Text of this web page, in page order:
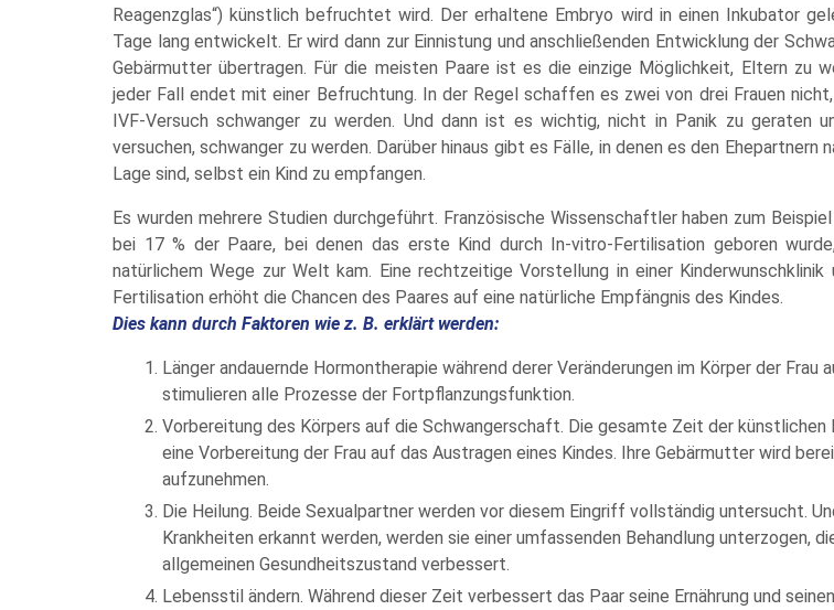
Reagenzglas“) künstlich befruchtet wird. Der erhaltene Embryo wird in einen Inkubator
Tage lang entwickelt. Er wird dann zur Einnistung und anschließenden Entwicklung der
Gebärmutter übertragen. Für die meisten Paare ist es die einzige Möglichkeit, Eltern zu
jeder Fall endet mit einer Befruchtung. In der Regel schaffen es zwei von drei Frauen
IVF-Versuch schwanger zu werden. Und dann ist es wichtig, nicht in Panik zu geraten
versuchen, schwanger zu werden. Darüber hinaus gibt es Fälle, in denen es den Ehepartnern
Lage sind, selbst ein Kind zu empfangen.
Es wurden mehrere Studien durchgeführt. Französische Wissenschaftler haben zum
bei 17 % der Paare, bei denen das erste Kind durch In-vitro-Fertilisation geboren
natürlichem Wege zur Welt kam. Eine rechtzeitige Vorstellung in einer Kinderwunschklinik
Fertilisation erhöht die Chancen des Paares auf eine natürliche Empfängnis des Kindes.
Dies kann durch Faktoren wie z. B. erklärt werden:
Länger andauernde Hormontherapie während derer Veränderungen im Körper der Frau
stimulieren alle Prozesse der Fortpflanzungsfunktion.
Vorbereitung des Körpers auf die Schwangerschaft. Die gesamte Zeit der
eine Vorbereitung der Frau auf das Austragen eines Kindes. Ihre Gebärmutter wird
aufzunehmen.
Die Heilung. Beide Sexualpartner werden vor diesem Eingriff vollständig untersucht.
Krankheiten erkannt werden, werden sie einer umfassenden Behandlung unterzogen,
allgemeinen Gesundheitszustand verbessert.
Lebensstil ändern. Während dieser Zeit verbessert das Paar seine Ernährung und